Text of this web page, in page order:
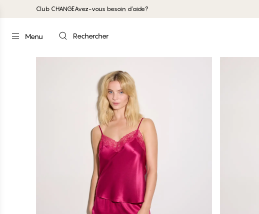
Club CHANGEAvez-vous besoin d'aide?
Menu Rechercher